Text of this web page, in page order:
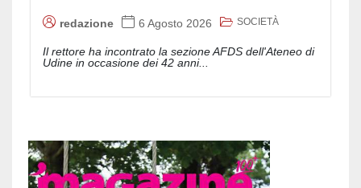
redazione 6 Agosto 2026 SOCIETÀ
Il rettore ha incontrato la sezione AFDS dell'Ateneo di
Udine in occasione dei 42 anni...